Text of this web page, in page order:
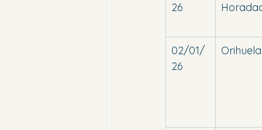
26
02/01/
26
Orihuela